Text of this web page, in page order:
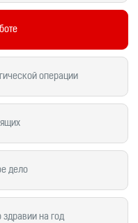
операции
дело
на год